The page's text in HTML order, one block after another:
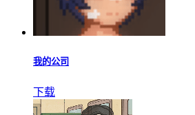
我的公司
下载